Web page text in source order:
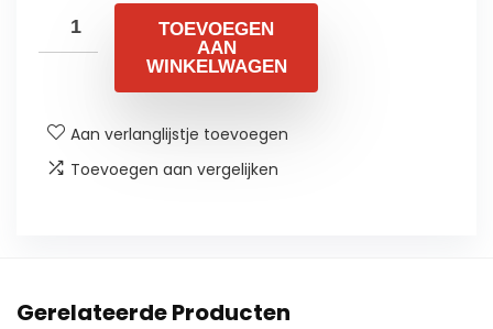
TOEVOEGEN
AAN
WINKELWAGEN
Aan verlanglijstje toevoegen
Toevoegen aan vergelijken
Gerelateerde Producten